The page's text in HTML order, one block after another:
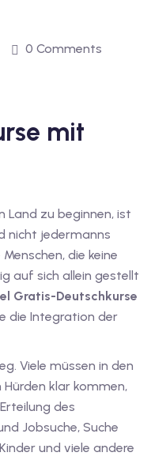
0 Comments
mit
Land zu beginnen, ist
nicht jedermanns
die keine
auf sich allein gestellt
Gratis-Deutschkurse
die Integration der
Viele müssen in den
klar kommen,
des
Jobsuche, Suche
und viele andere